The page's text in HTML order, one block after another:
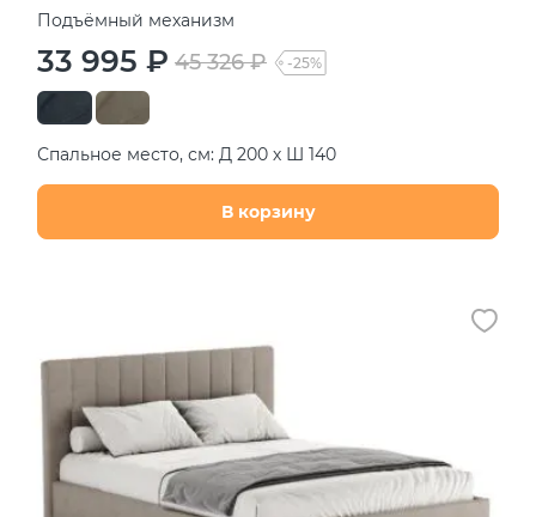
Подъёмный механизм
33 995 ₽ 45 326 ₽ -25%
Спальное место, см: Д 200 х Ш 140
В корзину